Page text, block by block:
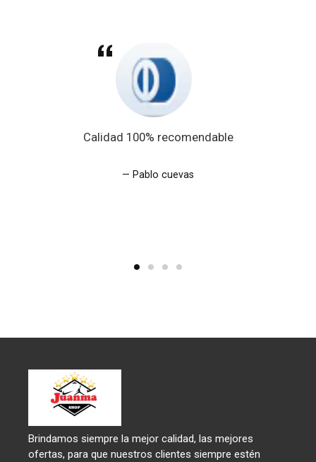
Calidad 100% recomendable
Pablo cuevas
Brindamos siempre la mejor calidad, las mejores
ofertas, para que nuestros clientes siempre estén